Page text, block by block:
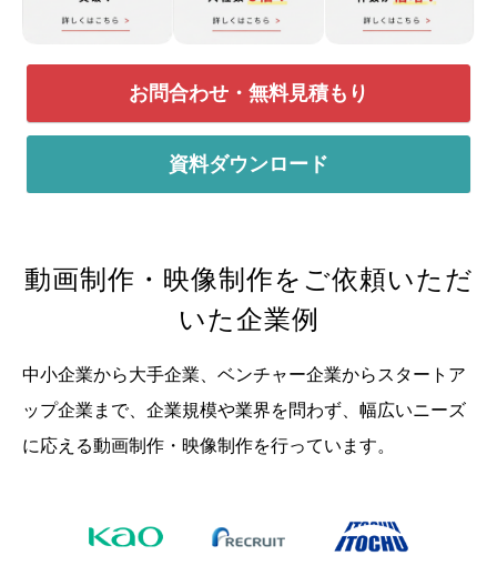
- 動画に関するご相談はこちら -
資料ダウンロード
お問合わせ・無料見積もり
資料ダウンロード
動画制作・映像制作をご依頼いただ
いた企業例
中小企業から大手企業、ベンチャー企業からスタートア
ップ企業まで、 企業規模や業界を問わず、幅広いニーズ
に応える動画制作・映像制作を行っています。